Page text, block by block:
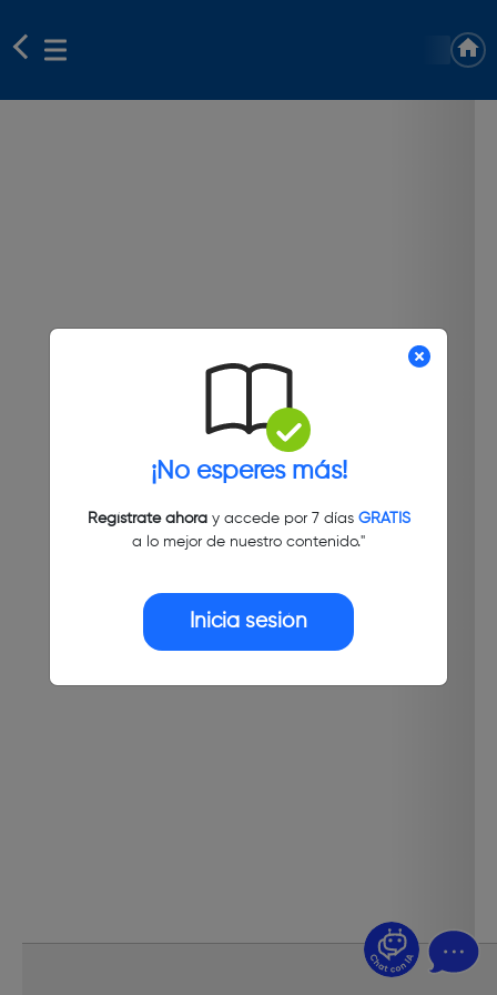
¡No esperes más!
Regístrate ahoray accede por 7 días GRATIS
a lo mejor de nuestro contenido."
Inicia sesión